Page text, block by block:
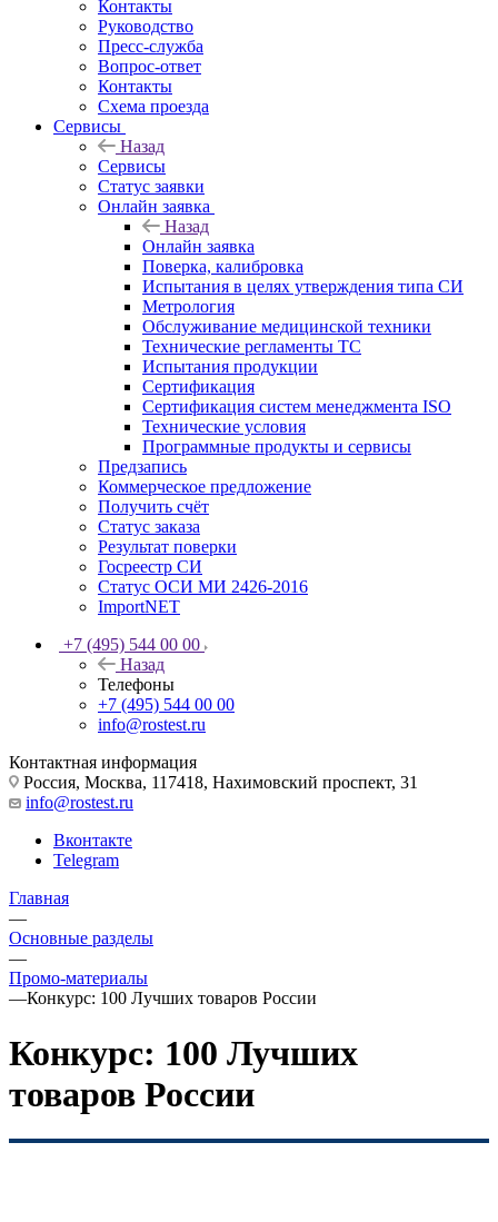
Контакты
Руководство
Пресс-служба
Вопрос-ответ
Контакты
Схема проезда
Сервисы
Назад
Сервисы
Статус заявки
Онлайн заявка
Назад
Онлайн заявка
Поверка, калибровка
Испытания в целях утверждения типа СИ
Метрология
Обслуживание медицинской техники
Технические регламенты ТС
Испытания продукции
Сертификация
Сертификация систем менеджмента ISO
Технические условия
Программные продукты и сервисы
Предзапись
Коммерческое предложение
Получить счёт
Статус заказа
Результат поверки
Госреестр СИ
Статус ОСИ МИ 2426-2016
ImportNET
+7 (495) 544 00 00
Назад
Телефоны
+7 (495) 544 00 00
info@rostest.ru
Контактная информация
Россия, Москва, 117418, Нахимовский проспект, 31
info@rostest.ru
Вконтакте
Telegram
Главная
—
Основные разделы
—
Промо-материалы
—Конкурс: 100 Лучших товаров России
Конкурс: 100 Лучших
товаров России